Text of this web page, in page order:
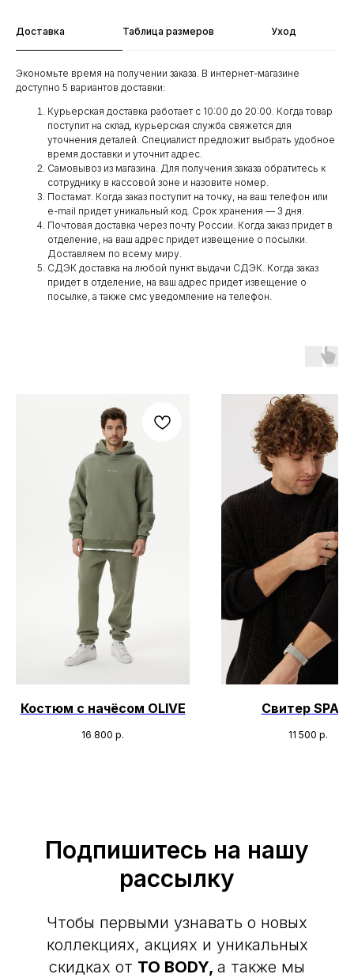
Доставка Таблица размеров Уход
Экономьте время на получении заказа. В интернет-магазине
доступно 5 вариантов доставки:
Курьерская доставка работает с 10:00 до 20:00. Когда товар
поступит на склад, курьерская служба свяжется для
уточнения деталей. Специалист предложит выбрать удобное
время доставки и уточнит адрес.
Самовывоз из магазина. Для получения заказа обратитесь к
сотруднику в кассовой зоне и назовите номер.
Постамат. Когда заказ поступит на точку, на ваш телефон или
e-mail придет уникальный код. Срок хранения — 3 дня.
Почтовая доставка через почту России. Когда заказ придет в
отделение, на ваш адрес придет извещение о посылки.
Доставляем по всему миру.
СДЭК доставка на любой пункт выдачи СДЭК. Когда заказ
придет в отделение, на ваш адрес придет извещение о
посылке, а также смс уведомление на телефон.
Костюм с начёсом OLIVE
16 800 р.
Свитер
11 500 р.
Подпишитесь на нашу
рассылку
Чтобы первыми узнавать о новых
коллекциях, акциях и уникальных
скидках от TO BODY, а также мы